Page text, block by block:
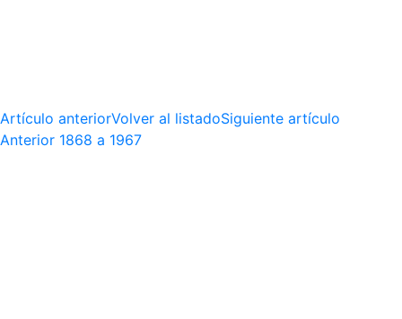
Artículo anteriorVolver al listadoSiguiente artículo
Anterior 1868 a 1967